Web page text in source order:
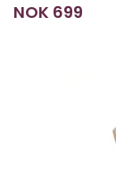
NOK 699